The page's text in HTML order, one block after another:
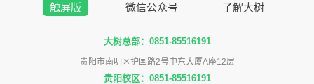
触屏版 微信公众号 了解大树
大树总部：0851-85516191
贵阳市南明区护国路2号中东大厦A座12层
贵阳校区：0851-85516191